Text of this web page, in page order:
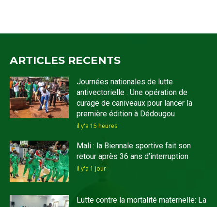
ARTICLES RECENTS
Journées nationales de lutte
antivectorielle : Une opération de
curage de caniveaux pour lancer la
première édition à Dédougou
il y'a 15 heures
Mali : la Biennale sportive fait son
retour après 36 ans d’interruption
il y'a 1 jour
Lutte contre la mortalité maternelle: La